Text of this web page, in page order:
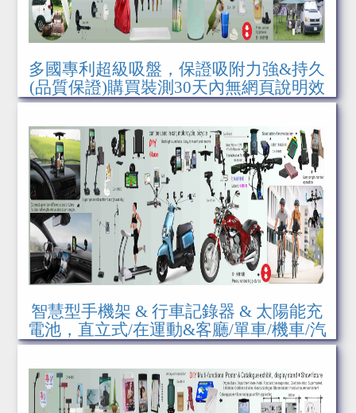
多國專利超級吸盤，保證吸附力強&持久
(品質保證)購買裝測30天內無網頁說明效
果可退貨(使用參頁說明書)
智慧型手機架 & 行車記錄器 & 太陽能充
電池，直立式/在運動&客廳/單車/機車/汽
車上安裝模式，參考圖案